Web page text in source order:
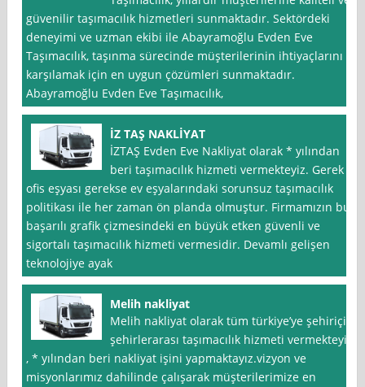
güvenilir taşımacılık hizmetleri sunmaktadır. Sektördeki
deneyimi ve uzman ekibi ile Abayramoğlu Evden Eve
Taşımacılık, taşınma sürecinde müşterilerinin ihtiyaçlarını
karşılamak için en uygun çözümleri sunmaktadır.
Abayramoğlu Evden Eve Taşımacılık,
İZ TAŞ NAKLİYAT
İZTAŞ Evden Eve Nakliyat olarak * yılından
beri taşımacılık hizmeti vermekteyiz. Gerek
ofis eşyası gerekse ev eşyalarındaki sorunsuz taşımacılık
politikası ile her zaman ön planda olmuştur. Firmamızın bu
başarılı grafik çizmesindeki en büyük etken güvenli ve
sigortalı taşımacılık hizmeti vermesidir. Devamlı gelişen
teknolojiye ayak
Melih nakliyat
Melih nakliyat olarak tüm türkiye’ye şehiriçi,
şehirlerarası taşımacılık hizmeti vermekteyiz
, * yılından beri nakliyat işini yapmaktayız.vizyon ve
misyonlarımız dahilinde çalışarak müşterilerimize en